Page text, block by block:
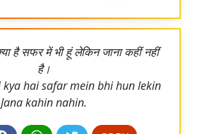
है सफर में भी हूं लेकिन जाना कहीं नहीं
है।
kya hai safar mein bhi hun lekin
Jana kahin nahin.